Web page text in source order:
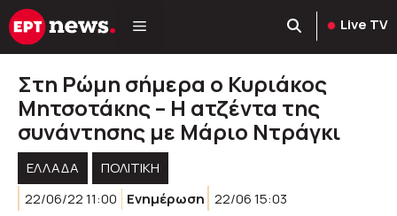
Μετάβαση
σε
Live TV
Στη Ρώμη σήμερα ο Κυριάκος
Μητσοτάκης – Η ατζέντα της
συνάντησης με Μάριο Ντράγκι
ΕΛΛΑΔΑ
ΠΟΛΙΤΙΚΉ
22/06/22 11:00
Ενημέρωση 22/06 15:03